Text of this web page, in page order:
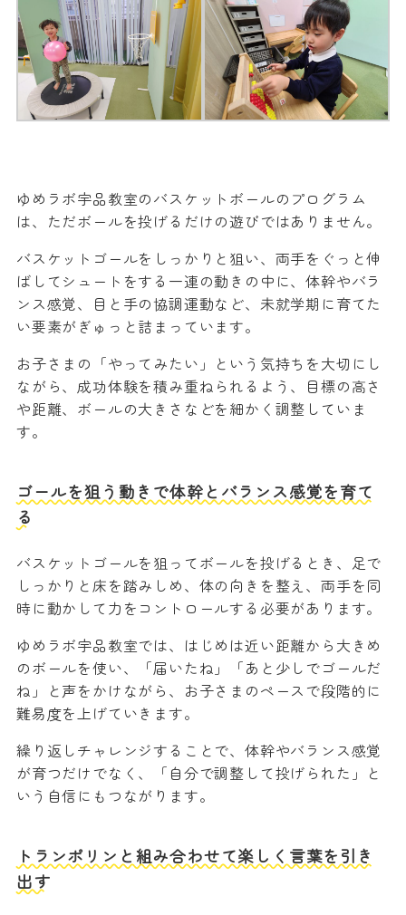
ゆめラボ宇品教室のバスケットボールのプログラム
は、ただボールを投げるだけの遊びではありません。
バスケットゴールをしっかりと狙い、両手をぐっと伸
ばしてシュートをする一連の動きの中に、体幹やバラ
ンス感覚、目と手の協調運動など、未就学期に育てた
い要素がぎゅっと詰まっています。
お子さまの「やってみたい」という気持ちを大切にし
ながら、成功体験を積み重ねられるよう、目標の高さ
や距離、ボールの大きさなどを細かく調整していま
す。
ゴールを狙う動きで体幹とバランス感覚を育て
る
バスケットゴールを狙ってボールを投げるとき、足で
しっかりと床を踏みしめ、体の向きを整え、両手を同
時に動かして力をコントロールする必要があります。
ゆめラボ宇品教室では、はじめは近い距離から大きめ
のボールを使い、「届いたね」「あと少しでゴールだ
ね」と声をかけながら、お子さまのペースで段階的に
難易度を上げていきます。
繰り返しチャレンジすることで、体幹やバランス感覚
が育つだけでなく、「自分で調整して投げられた」と
いう自信にもつながります。
トランポリンと組み合わせて楽しく言葉を引き
出す